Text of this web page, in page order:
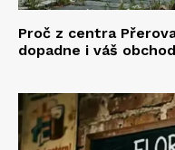
Proč z centra
dopadne i váš